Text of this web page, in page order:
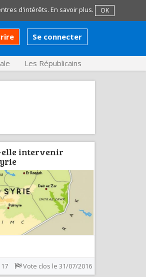
d'intérêts. En savoir plus. OK
Se connecter
Les Républicains
intervenir
17 Vote clos le 31/07/2016